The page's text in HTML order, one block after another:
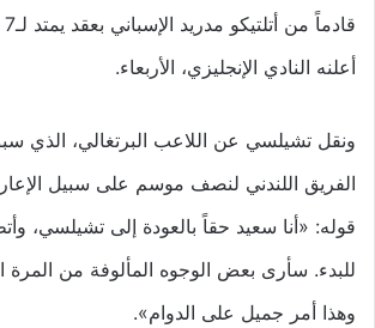
أعلنه النادي الإنجليزي، الأربعاء.
ونقل تشيلسي عن اللاعب البرتغالي، الذي
الفريق اللندني لنصف موسم على سبيل
قوله: «أنا سعيد حقاً بالعودة إلى تشيلسي،
للبدء. سأرى بعض الوجوه المألوفة من المرة
وهذا أمر جميل على الدوام».